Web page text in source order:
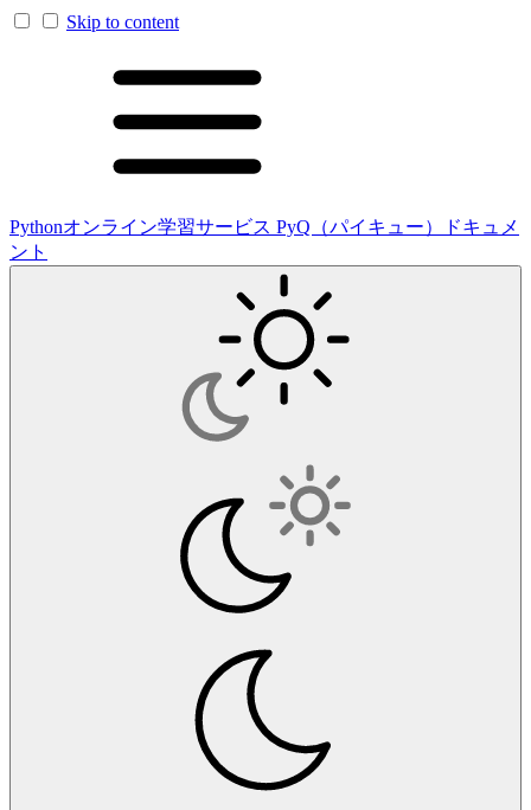
Skip to content
Pythonオンライン学習サービス PyQ（パイキュー）ドキュメ
ント